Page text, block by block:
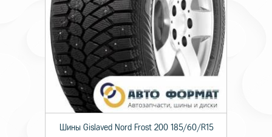
Шины Gislaved Nord Frost 200 185/60/R15